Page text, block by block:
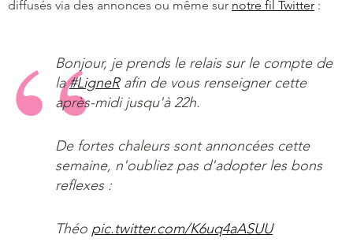
diffusés via des annonces ou même sur notre fil Twitter :
Bonjour, je prends le relais sur le compte de
la#LigneRafin de vous renseigner cette
après-midi jusqu'à 22h.
De fortes chaleurs sont annoncées cette
semaine, n'oubliez pas d'adopter les bons
reflexes :
Théo pic.twitter.com/K6uq4aASUU